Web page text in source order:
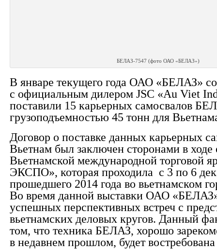
БЕЛАЗ-7547 (фото ОАО «БЕЛАЗ»)
В январе текущего года ОАО «БЕЛАЗ»
с официальным дилером JSC «Au Viet
поставили 15 карьерных самосвалов
грузоподъемностью 45 тонн для
Договор о поставке данных карьерных
Вьетнам был заключен сторонами в ходе
Вьетнамской международной торговой
ЭКСПО», которая проходила с 3 по 6
прошедшего 2014 года во вьетнамском
Во время данной выставки ОАО
успешных перспективных встреч с
вьетнамских деловых кругов. Данный
том, что техника БЕЛАЗ, хорошо
в недавнем прошлом, будет